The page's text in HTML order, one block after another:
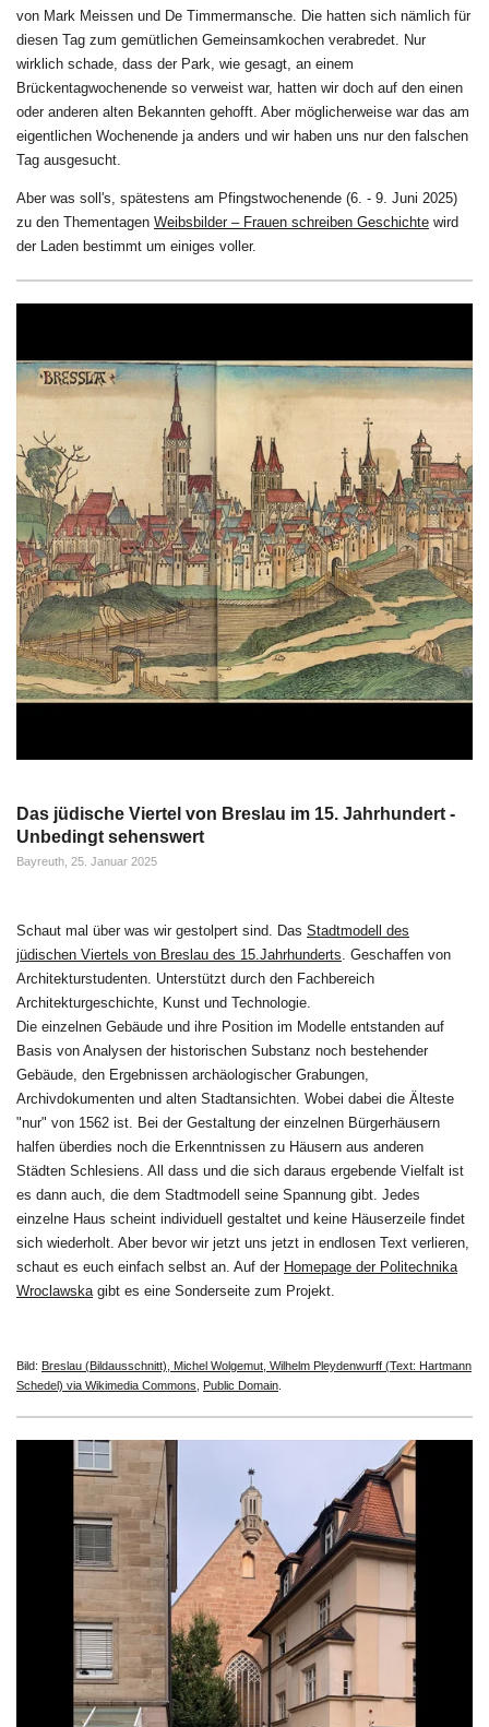
von Mark Meissen und De Timmermansche. Die hatten sich nämlich für
diesen Tag zum gemütlichen Gemeinsamkochen verabredet. Nur
wirklich schade, dass der Park, wie gesagt, an einem
Brückentagwochenende so verweist war, hatten wir doch auf den einen
oder anderen alten Bekannten gehofft. Aber möglicherweise war das am
eigentlichen Wochenende ja anders und wir haben uns nur den falschen
Tag ausgesucht.
Aber was soll's, spätestens am Pfingstwochenende (6. - 9. Juni 2025)
zu den Thementagen Weibsbilder – Frauen schreiben Geschichte wird
der Laden bestimmt um einiges voller.
Das jüdische Viertel von Breslau im 15. Jahrhundert -
Unbedingt sehenswert
Bayreuth, 25. Januar 2025
Schaut mal über was wir gestolpert sind. Das Stadtmodell des
jüdischen Viertels von Breslau des 15.Jahrhunderts . Geschaffen von
Architekturstudenten. Unterstützt durch den Fachbereich
Architekturgeschichte, Kunst und Technologie.
Die einzelnen Gebäude und ihre Position im Modelle entstanden auf
Basis von Analysen der historischen Substanz noch bestehender
Gebäude, den Ergebnissen archäologischer Grabungen,
Archivdokumenten und alten Stadtansichten. Wobei dabei die Älteste
"nur" von 1562 ist. Bei der Gestaltung der einzelnen Bürgerhäusern
halfen überdies noch die Erkenntnissen zu Häusern aus anderen
Städten Schlesiens. All dass und die sich daraus ergebende Vielfalt ist
es dann auch, die dem Stadtmodell seine Spannung gibt. Jedes
einzelne Haus scheint individuell gestaltet und keine Häuserzeile findet
sich wiederholt. Aber bevor wir jetzt uns jetzt in endlosen Text verlieren,
schaut es euch einfach selbst an. Auf der Homepage der Politechnika
Wroclawska gibt es eine Sonderseite zum Projekt.
Bild: Breslau (Bildausschnitt), Michel Wolgemut, Wilhelm Pleydenwurff (Text: Hartmann
Schedel) via Wikimedia Commons
Public Domain